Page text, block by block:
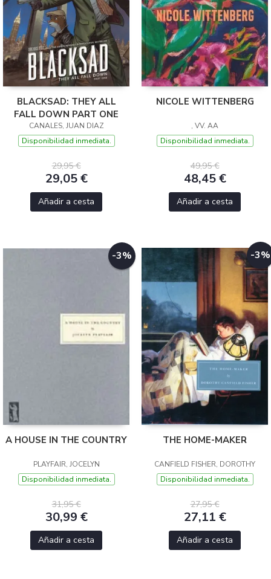
BLACKSAD: THEY ALL
FALL DOWN PART ONE
CANALES, JUAN DIAZ
Disponibilidad inmediata.
29,95 €
29,05 €
Añadir a cesta
NICOLE WITTENBERG
, VV. AA
Disponibilidad inmediata.
49,95 €
48,45 €
Añadir a cesta
-3%
A HOUSE IN THE COUNTRY
PLAYFAIR, JOCELYN
Disponibilidad inmediata.
31,95 €
30,99 €
Añadir a cesta
-3%
THE HOME-MAKER
CANFIELD FISHER, DOROTHY
Disponibilidad inmediata.
27,95 €
27,11 €
Añadir a cesta